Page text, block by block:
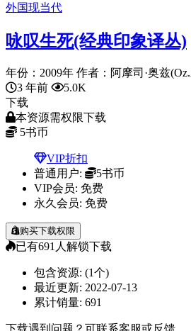
外国现当代
咏叹生死(经典印象译丛)
年份：2009年 作者：阿摩司·奥兹
3 年前
5.0K
下载
本资源需权限下载
5书币
VIP折扣
普通用户:
5书币
VIP会员: 免费
永久会员: 免费
购买下载权限
已有691人解锁下载
包含资源: (1个)
最近更新: 2022-07-13
累计销量: 691